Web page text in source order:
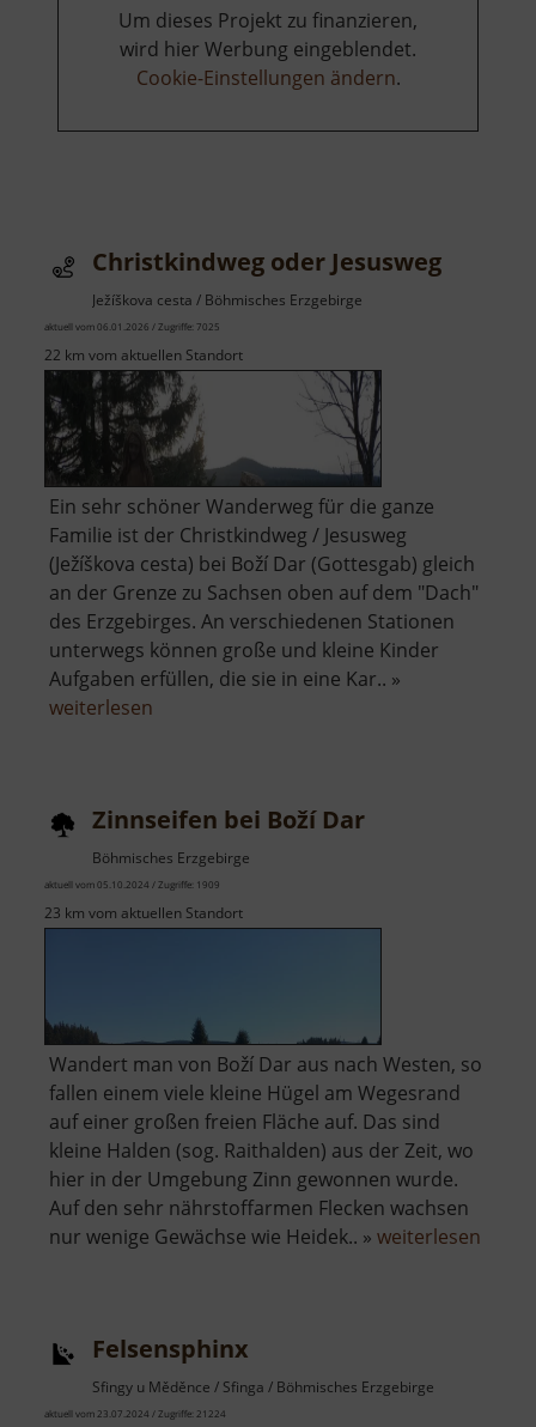
Um dieses Projekt zu finanzieren,
wird hier Werbung eingeblendet.
Cookie-Einstellungen ändern.
Christkindweg oder Jesusweg
Ježíškova cesta / Böhmisches Erzgebirge
aktuell vom 06.01.2026 / Zugriffe: 7025
22 km vom aktuellen Standort
Ein sehr schöner Wanderweg für die ganze
Familie ist der Christkindweg / Jesusweg
(Ježíškova cesta) bei Boží Dar (Gottesgab) gleich
an der Grenze zu Sachsen oben auf dem "Dach"
des Erzgebirges. An verschiedenen Stationen
unterwegs können große und kleine Kinder
Aufgaben erfüllen, die sie in eine Kar.. »
weiterlesen
Zinnseifen bei Boží Dar
Böhmisches Erzgebirge
aktuell vom 05.10.2024 / Zugriffe: 1909
23 km vom aktuellen Standort
Wandert man von Boží Dar aus nach Westen, so
fallen einem viele kleine Hügel am Wegesrand
auf einer großen freien Fläche auf. Das sind
kleine Halden (sog. Raithalden) aus der Zeit, wo
hier in der Umgebung Zinn gewonnen wurde.
Auf den sehr nährstoffarmen Flecken wachsen
nur wenige Gewächse wie Heidek.. » weiterlesen
Felsensphinx
Sfingy u Měděnce / Sfinga / Böhmisches Erzgebirge
aktuell vom 23.07.2024 / Zugriffe: 21224